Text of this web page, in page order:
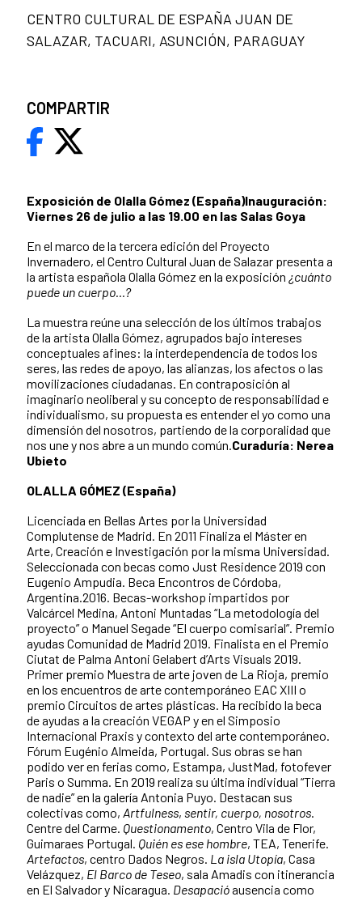
Exposición de Olalla Gómez (España)Inauguración:
Viernes 26 de julio a las 19.00 en las Salas Goya
En el marco de la tercera edición del Proyecto
Invernadero, el Centro Cultural Juan de Salazar presenta a
la artista española Olalla Gómez en la exposición ¿cuánto
puede un cuerpo...?
La muestra reúne una selección de los últimos trabajos
de la artista Olalla Gómez, agrupados bajo intereses
conceptuales afines: la interdependencia de todos los
seres, las redes de apoyo, las alianzas, los afectos o las
movilizaciones ciudadanas. En contraposición al
imaginario neoliberal y su concepto de responsabilidad e
individualismo, su propuesta es entender el yo como una
dimensión del nosotros, partiendo de la corporalidad que
nos une y nos abre a un mundo común.Curaduría: Nerea
Ubieto
OLALLA GÓMEZ (España)
Licenciada en Bellas Artes por la Universidad
Complutense de Madrid. En 2011 Finaliza el Máster en
Arte, Creación e Investigación por la misma Universidad.
Seleccionada con becas como Just Residence 2019 con
Eugenio Ampudia. Beca Encontros de Córdoba,
Argentina.2016. Becas-workshop impartidos por
Valcárcel Medina, Antoni Muntadas “La metodología del
proyecto” o Manuel Segade “El cuerpo comisarial”. Premio
ayudas Comunidad de Madrid 2019. Finalista en el Premio
Ciutat de Palma Antoni Gelabert d’Arts Visuals 2019.
Primer premio Muestra de arte joven de La Rioja, premio
en los encuentros de arte contemporáneo EAC XIII o
premio Circuitos de artes plásticas. Ha recibido la beca
de ayudas a la creación VEGAP y en el Simposio
Internacional Praxis y contexto del arte contemporáneo.
Fórum Eugénio Almeida, Portugal. Sus obras se han
podido ver en ferias como, Estampa, JustMad, fotofever
Paris o Summa. En 2019 realiza su última individual “Tierra
de nadie” en la galería Antonia Puyo. Destacan sus
colectivas como, Artfulness, sentir, cuerpo, nosotros.
Centre del Carme. Questionamento, Centro Vila de Flor,
Guimaraes Portugal. Quién es ese hombre, TEA, Tenerife.
Artefactos, centro Dados Negros. La isla Utopía, Casa
Velázquez, El Barco de Teseo, sala Amadis con itinerancia
en El Salvador y Nicaragua. Desapacióausencia como
CENTRO CULTURAL DE ESPAÑA JUAN DE
SALAZAR, TACUARI, ASUNCIÓN, PARAGUAY
COMPARTIR